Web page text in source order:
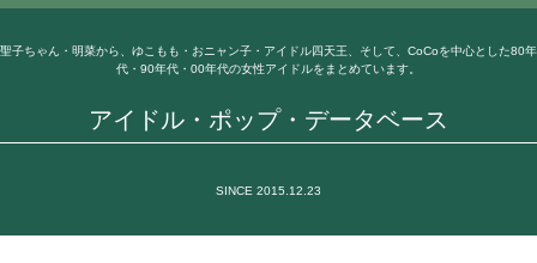
アイドル・ポップ・データベース
聖子ちゃん・明菜から、ゆこもも・おニャン子・アイドル四天王、そして、CoCoを中心とした80年
代・90年代・00年代の女性アイドルをまとめています。
SINCE 2015.12.23